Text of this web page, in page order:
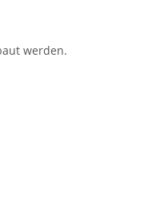
werden.